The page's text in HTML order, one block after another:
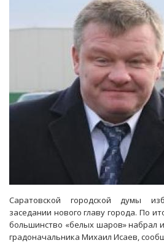
иностранных
агентах
Саратовской городской думы
заседании нового главу города. По
большинство «белых шаров» набрал
градоначальника Михаил Исаев,